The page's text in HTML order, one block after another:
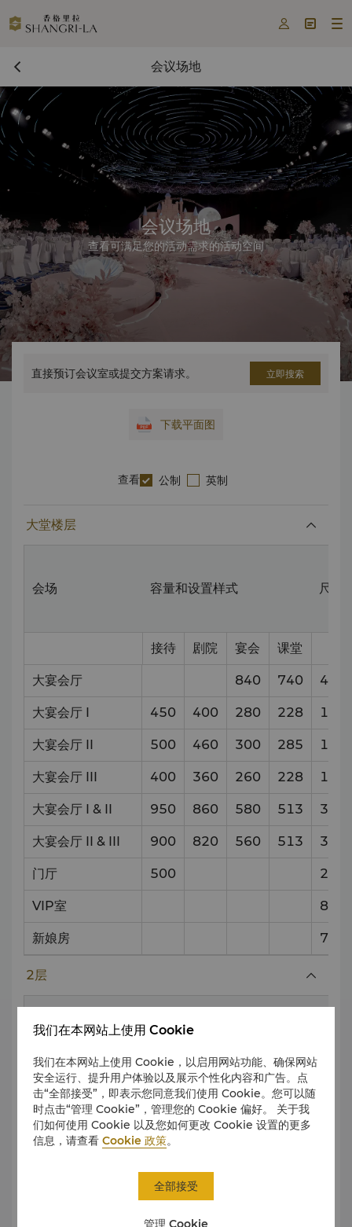
  
会议场地
会议场地
查看可满足您的活动需求的活动空间
直接预订会议室或提交方案请求。 立即搜索
下载平面图
查看 公制 英制
大堂楼层
会场 容量和设置样式 尺寸
接待 剧院 宴会 课堂
大宴会厅 840 740 47
大宴会厅 I 450 400 280 228 15.8
大宴会厅 II 500 460 300 285 16.8
大宴会厅 III 400 360 260 228 14.1
大宴会厅 I & II 950 860 580 513 32.6
大宴会厅 II & III 900 820 560 513 30.9
门厅 500 28
VIP室 8.75
新娘房 7.5
2层
会场 容量和设置样式
接
待
剧
院
宴
会
课
堂
凤凰岛
90 80
我们在本网站上使用 Cookie
我们在本网站上使用 Cookie，以启用网站功能、确保网站
安全运行、提升用户体验以及展示个性化内容和广告。点
击“全部接受”，即表示您同意我们使用 Cookie。您可以随
时点击“管理 Cookie”，管理您的 Cookie 偏好。 关于我
们如何使用 Cookie 以及您如何更改 Cookie 设置的更多
信息，请查看Cookie 政策。
管理 Cookie
全部接受